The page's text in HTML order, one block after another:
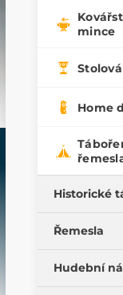
mince
Home
Historické
Řemesla
Hudební